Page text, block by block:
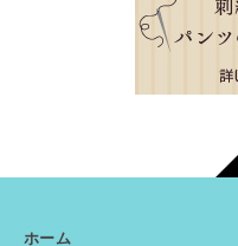
ホーム